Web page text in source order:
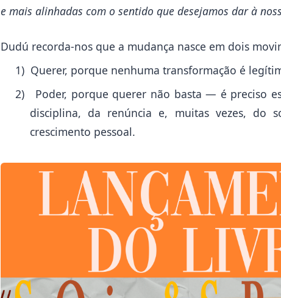
e mais alinhadas com o sentido que desejamos dar à
Dudú recorda-nos que a mudança nasce em dois
1) Querer, porque nenhuma transformação é
2)
Poder, porque querer não basta — é preciso
disciplina, da renúncia e, muitas vezes, do
crescimento pessoal.